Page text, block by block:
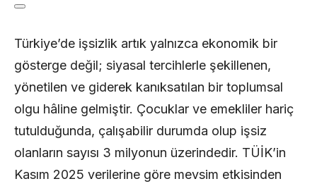
Türkiye’de işsizlik artık yalnızca ekonomik bir
gösterge değil; siyasal tercihlerle şekillenen,
yönetilen ve giderek kanıksatılan bir toplumsal
olgu hâline gelmiştir. Çocuklar ve emekliler hariç
tutulduğunda, çalışabilir durumda olup işsiz
olanların sayısı 3 milyonun üzerindedir. TÜİK’in
Kasım 2025 verilerine göre mevsim etkisinden